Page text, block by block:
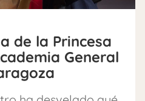
de la Princesa
General